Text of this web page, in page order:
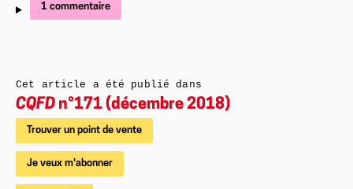
1 commentaire
Cet article a été publié dans
CQFD n°171 (décembre 2018)
Trouver un point de vente
Je veux m'abonner